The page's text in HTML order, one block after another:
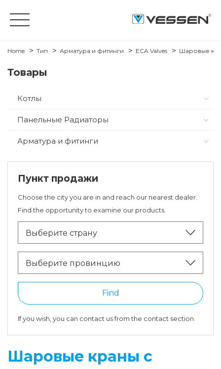
Home Тип Арматура и фитинги ECA Valves Шаровые
Товары
Котлы
Панельные Радиаторы
Арматура и фитинги
Пункт продажи
Choose the city you are in and reach our nearest dealer.
Find the opportunity to examine our products.
Выберите страну
Выберите провинцию
Find
If you wish, you can contact us from the contact section.
Шаровые краны с